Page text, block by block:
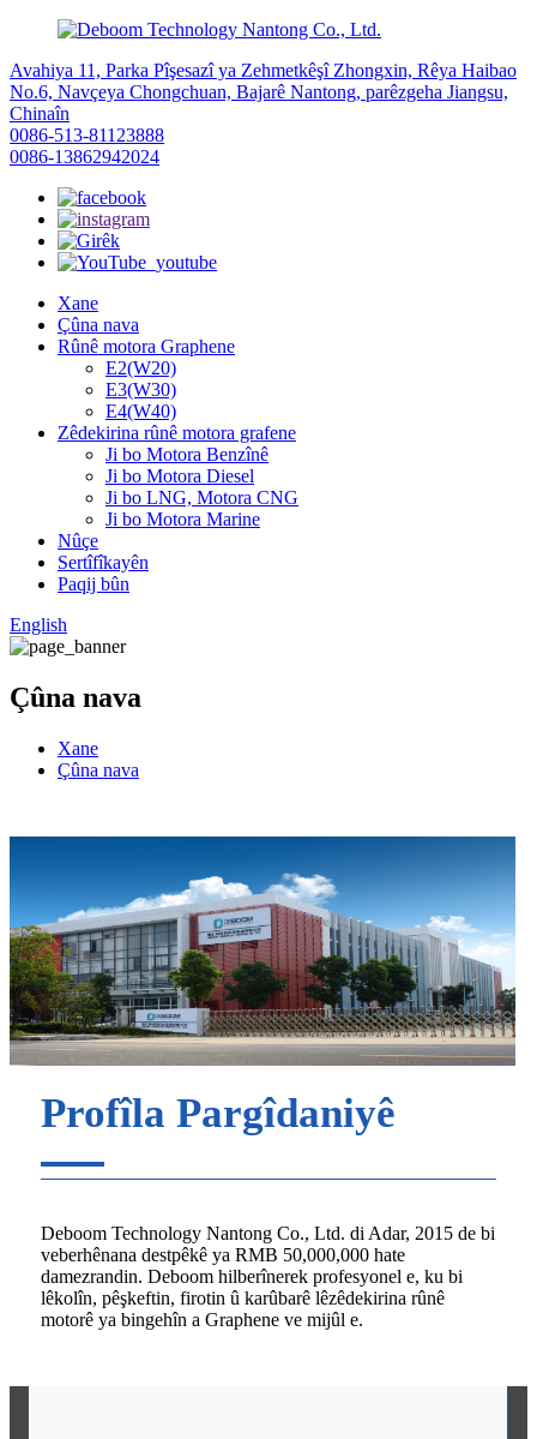
Avahiya 11, Parka Pîşesazî ya Zehmetkêşî Zhongxin, Rêya Haibao
No.6, Navçeya Chongchuan, Bajarê Nantong, parêzgeha Jiangsu,
Chinaîn
0086-513-81123888
0086-13862942024
Xane
Çûna nava
Rûnê motora Graphene
E2(W20)
E3(W30)
E4(W40)
Zêdekirina rûnê motora grafene
Ji bo Motora Benzînê
Ji bo Motora Diesel
Ji bo LNG, Motora CNG
Ji bo Motora Marine
Nûçe
Sertîfîkayên
Paqij bûn
English
Çûna nava
Xane
Çûna nava
Profîla Pargîdaniyê
Deboom Technology Nantong Co., Ltd. di Adar, 2015 de bi
veberhênana destpêkê ya RMB 50,000,000 hate
damezrandin. Deboom hilberînerek profesyonel e, ku bi
lêkolîn, pêşkeftin, firotin û karûbarê lêzêdekirina rûnê
motorê ya bingehîn a Graphene ve mijûl e.